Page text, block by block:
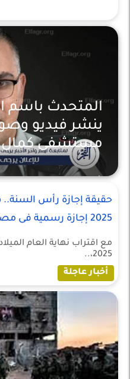
أخبار عاجلة
المتحدث باسم
ينشر فيديو
مستشفى كمال
حقيقة إجازة رأس
2025 إجازة رسمية فى مصر؟
2025،..
أخبار عاجلة